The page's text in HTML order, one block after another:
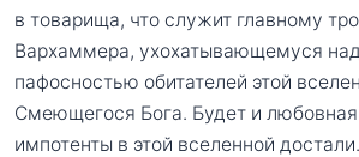
в товарища, что служит главному
Вархаммера, ухохатывающемуся
пафосностью обитателей этой
Смеющегося Бога. Будет и любовная
импотенты в этой вселенной достали.